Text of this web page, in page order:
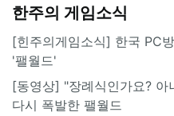
한주의 게임소식
[힌주의게임소식] 한국 PC
'팰월드'
[동영상] "장례식인가요? 아
다시 폭발한 팰월드